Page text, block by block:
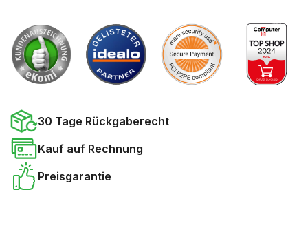
30 Tage Rückgaberecht
Kauf auf Rechnung
Preisgarantie